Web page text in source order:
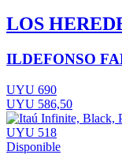
LOS
ILDEFONSO
UYU 690
UYU 586,50
UYU 518
Disponible